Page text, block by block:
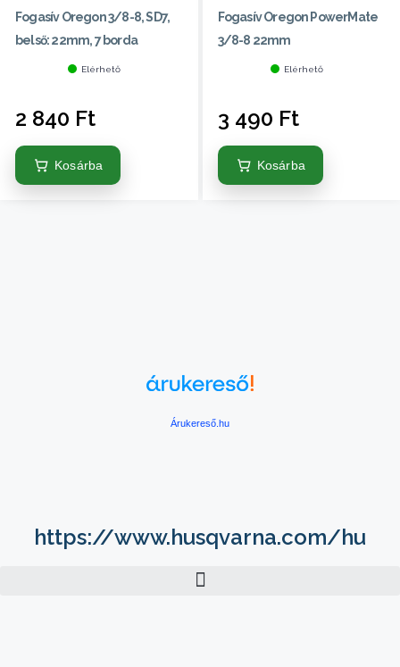
Fogasív Oregon 3/8-8, SD7,
belső: 22mm, 7 borda
Elérhető
2 840 Ft
Kosárba
Fogasív Oregon PowerMate
3/8-8 22mm
Elérhető
3 490 Ft
Kosárba
Árukereső.hu
https://www.husqvarna.com/hu